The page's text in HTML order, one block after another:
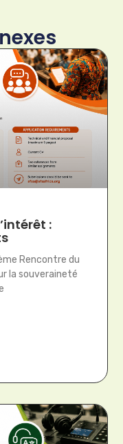
:
Rencontre du
la souveraineté